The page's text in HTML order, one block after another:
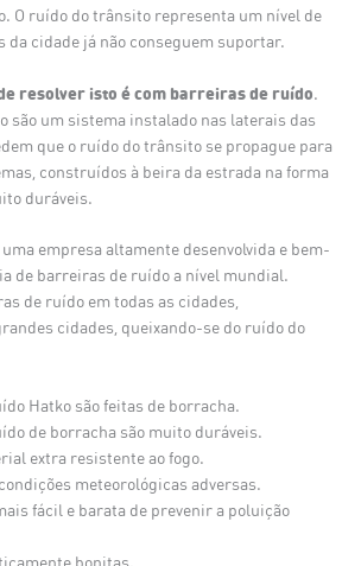
O ruído do trânsito representa um nível de
da cidade já não conseguem suportar.
resolver isto é com barreiras de ruído.
são um sistema instalado nas laterais das
que o ruído do trânsito se propague para
construídos à beira da estrada na forma
duráveis.
empresa altamente desenvolvida e bem-
de barreiras de ruído a nível mundial.
de ruído em todas as cidades,
cidades, queixando-se do ruído do
Hatko são feitas de borracha.
de borracha são muito duráveis.
extra resistente ao fogo.
meteorológicas adversas.
fácil e barata de prevenir a poluição